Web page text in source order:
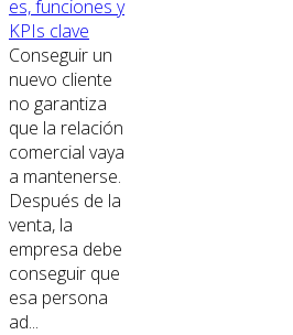
es, funciones y
KPIs clave
Conseguir un
nuevo cliente
no garantiza
que la relación
comercial vaya
a mantenerse.
Después de la
venta, la
empresa debe
conseguir que
esa persona
ad...